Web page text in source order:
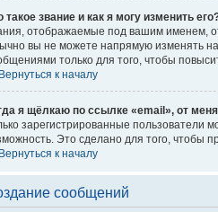
такое звание и как я могу изменить
отображаемые под вашим именем,
вы не можете напрямую изменять
только для того, чтобы
Вернуться к началу
я щёлкаю по ссылке «email», от
зарегистрированные пользователи
Это сделано для того, чтобы
Вернуться к началу
сообщений